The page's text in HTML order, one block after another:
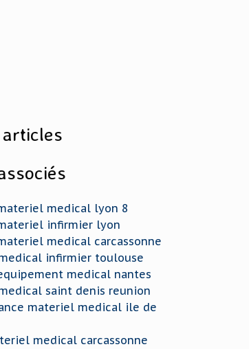
medical lyon 8
infirmier lyon
medical carcassonne
infirmier toulouse
medical nantes
saint denis reunion
materiel medical ile de
medical carcassonne